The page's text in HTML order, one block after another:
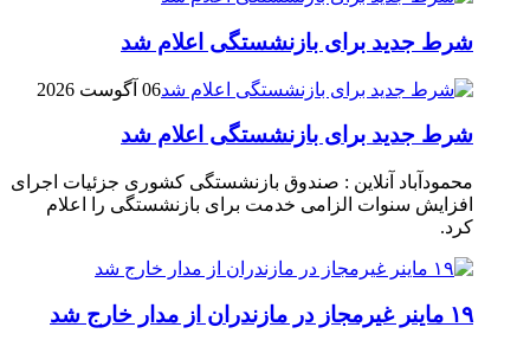
شرط جدید برای بازنشستگی اعلام شد
06 آگوست 2026
شرط جدید برای بازنشستگی اعلام شد
محمودآباد آنلاین : صندوق بازنشستگی کشوری جزئیات اجرای
افزایش سنوات الزامی خدمت برای بازنشستگی را اعلام
کرد.
۱۹ ماینر غیرمجاز در مازندران از مدار خارج شد